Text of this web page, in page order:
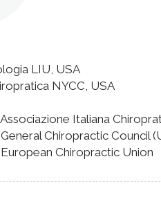
LIU, USA
NYCC, USA
Italiana
Chiropractic Council
Chiropractic Union